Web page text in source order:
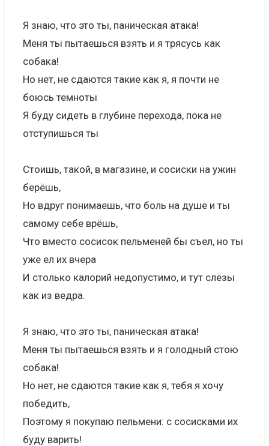
Я знаю, что это ты, паническая атака!
Меня ты пытаешься взять и я трясусь как
собака!
Но нет, не сдаются такие как я, я почти не
боюсь темноты
Я буду сидеть в глубине перехода, пока не
отступишься ты
Стоишь, такой, в магазине, и сосиски на ужин
берёшь,
Но вдруг понимаешь, что боль на душе и ты
самому себе врёшь,
Что вместо сосисок пельменей бы съел, но ты
уже ел их вчера
И столько калорий недопустимо, и тут слёзы
как из ведра.
Я знаю, что это ты, паническая атака!
Меня ты пытаешься взять и я голодный стою
собака!
Но нет, не сдаются такие как я, тебя я хочу
победить,
Поэтому я покупаю пельмени: с сосисками их
буду варить!